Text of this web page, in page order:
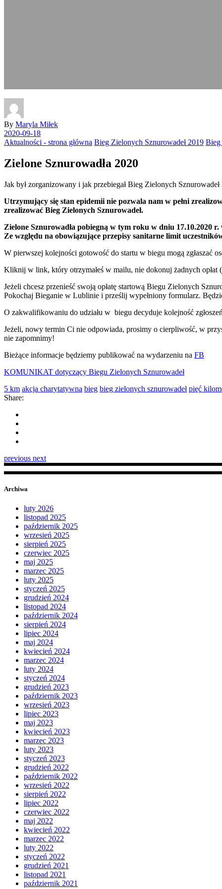
By Maryla Miłek
2020-09-18
Aktualności - strona główna Bieg Zielonych Sznurowadeł 2019 Bieg
Zielone Sznurowadła 2020
Jak był zorganizowany i jak przebiegał Bieg Zielonych
Utrzymujący się stan epidemii nie pozwala nam w pełni
zrealizować Bieg Zielonych Sznurowadeł.
Zielone Sznurowadła pobiegną w tym roku w dniu 17.10.2020
Ze względu na obowiązujące przepisy sanitarne limit
W pierwszej kolejności gotowość do startu w biegu mogą zgłaszać
Kliknij w link, który otrzymałeś w mailu, nie dokonuj żadnych opłat
Jeżeli chcesz przenieść swoją opłatę startową Biegu Zielonych
Pokochaj Bieganie w Lublinie i prześlij wypełniony formularz.
O zakwalifikowaniu do udziału w biegu decyduje kolejność
Jeżeli, nowy termin Ci nie odpowiada, prosimy o cierpliwość, w
nie zapomnimy!
Bieżące informacje będziemy publikować na wydarzeniu na FB
KOMUNIKAT dotyczący Biegu Zielonych Sznurowadeł
5 km akcja charytatywna bieg bieg zielonych sznurowadeł pięć
Share:
previous next
Archiwa
luty 2026
listopad 2025
październik 2025
wrzesień 2025
sierpień 2025
czerwiec 2025
maj 2025
marzec 2025
luty 2025
styczeń 2025
grudzień 2024
listopad 2024
październik 2024
sierpień 2024
lipiec 2024
maj 2024
kwiecień 2024
marzec 2024
luty 2024
styczeń 2024
grudzień 2023
październik 2023
wrzesień 2023
lipiec 2023
maj 2023
kwiecień 2023
marzec 2023
luty 2023
styczeń 2023
grudzień 2022
październik 2022
wrzesień 2022
sierpień 2022
lipiec 2022
czerwiec 2022
maj 2022
kwiecień 2022
marzec 2022
luty 2022
styczeń 2022
grudzień 2021
listopad 2021
październik 2021